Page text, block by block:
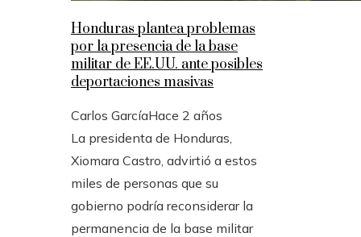
Honduras plantea problemas
por la presencia de la base
militar de EE.UU. ante posibles
deportaciones masivas
Carlos GarcíaHace 2 años
La presidenta de Honduras,
Xiomara Castro, advirtió a estos
miles de personas que su
gobierno podría reconsiderar la
permanencia de la base militar